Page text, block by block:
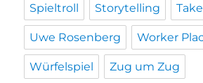
Spieltroll Storytelling
Uwe Rosenberg Worker
Würfelspiel Zug um Zug